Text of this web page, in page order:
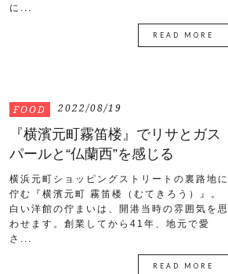
に...
READ MORE
FOOD 2022/08/19
『横濱元町霧笛楼』でリサとガス
パールと“仏蘭西”を感じる
横浜元町ショッピングストリートの裏路地に
佇む『横濱元町 霧笛楼（むてきろう）』。
白い洋館の佇まいは、開港当時の雰囲気を思
わせます。創業してから41年、地元で愛
さ...
READ MORE